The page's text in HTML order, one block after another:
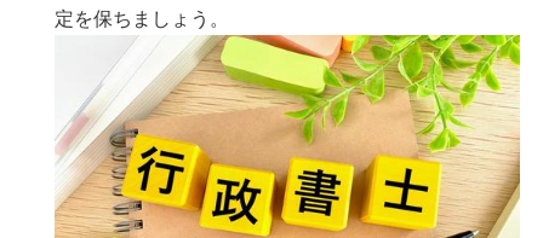
定を保ちましょう。